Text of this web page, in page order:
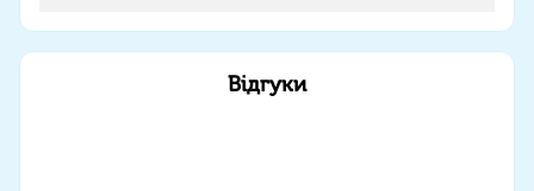
Відгуки